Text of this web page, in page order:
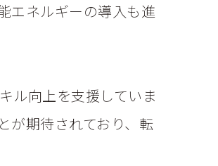
エネルギーの導入も進
ル向上を支援していま
が期待されており、転